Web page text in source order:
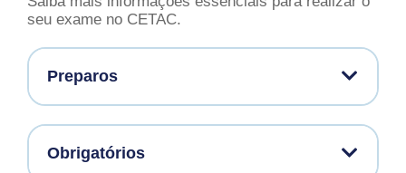
Preparos
Obrigatórios
seu exame no CETAC.